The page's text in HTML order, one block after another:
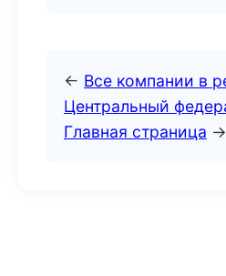
← Все компании в
Центральный
Главная страница →